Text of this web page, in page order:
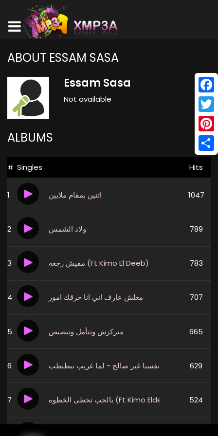
ABOUT ESSAM SASA
Essam Sasa
Not available
ALBUMS
# Singles Hits
1 اتنين بمقام ملايين 1047
2 ولاد الشمس 789
3 مفيش رجعه (Ft Kimo El Deeb) 783
4 معلش عارف اني انا حرقك امور 707
5 متركزش وتتأمل وتبصبص 665
6 نفسيا غير صالح - لما غريب بيطبطب 629
7 بالحب تخطى الخطوه (Ft Kimo Eldeeb) 524